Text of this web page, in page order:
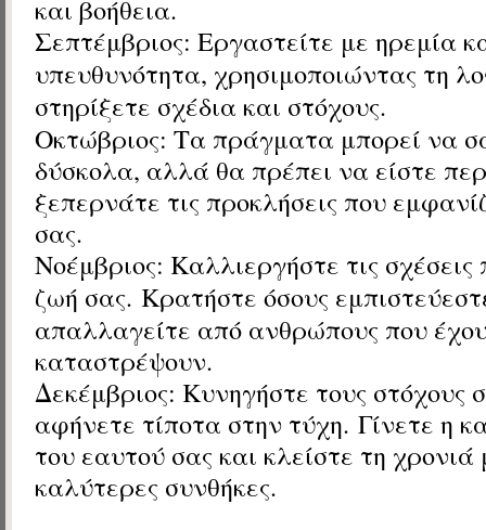
και βοήθεια.
Σεπτέμβριος: Εργαστείτε με ηρεμία
υπευθυνότητα, χρησιμοποιώντας τη
στηρίξετε σχέδια και στόχους.
Οκτώβριος: Τα πράγματα μπορεί να
δύσκολα, αλλά θα πρέπει να είστε
ξεπερνάτε τις προκλήσεις που
σας.
Νοέμβριος: Καλλιεργήστε τις σχέσεις
ζωή σας. Κρατήστε όσους
απαλλαγείτε από ανθρώπους που
καταστρέψουν.
Δεκέμβριος: Κυνηγήστε τους στόχους
αφήνετε τίποτα στην τύχη. Γίνετε η
του εαυτού σας και κλείστε τη χρονιά
καλύτερες συνθήκες.